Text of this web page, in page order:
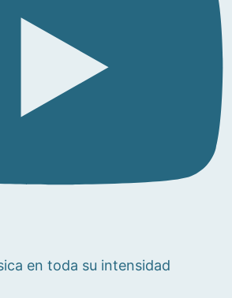
en toda su intensidad